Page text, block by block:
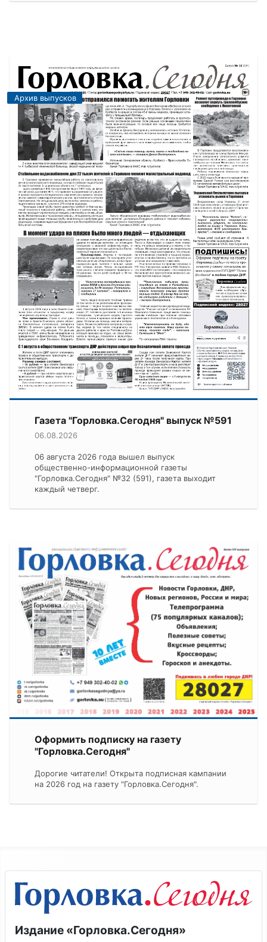
Архив выпусков
Газета "Горловка.Сегодня" выпуск №591
06.08.2026
06 августа 2026 года вышел выпуск
общественно-информационной газеты
"Горловка.Сегодня" №32 (591), газета выходит
каждый четверг.
Оформить подписку на газету
"Горловка.Сегодня"
Дорогие читатели! Открыта подписная кампании
на 2026 год на газету "Горловка.Сегодня".
Издание «Горловка.Сегодня»